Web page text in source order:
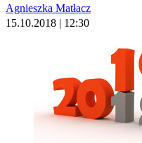
Agnieszka Matłacz
15.10.2018 | 12:30